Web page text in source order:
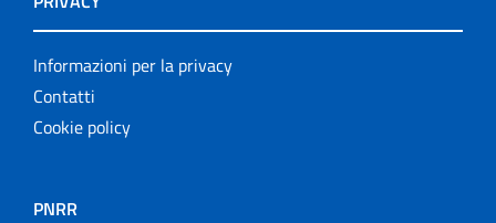
Informazioni per la privacy
Contatti
Cookie policy
PNRR